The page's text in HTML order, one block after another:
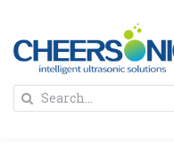
content
Search